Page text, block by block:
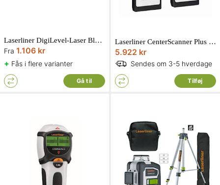
Laserliner DigiLevel-Laser Blackline digitalt vaterpas
Fra 1.106 kr
+ Fås i flere varianter
Gå til
Laserliner CenterScanner Plus borstyringsapparat
5.922 kr
Sendes om 3-5 hverdage
Tilføj